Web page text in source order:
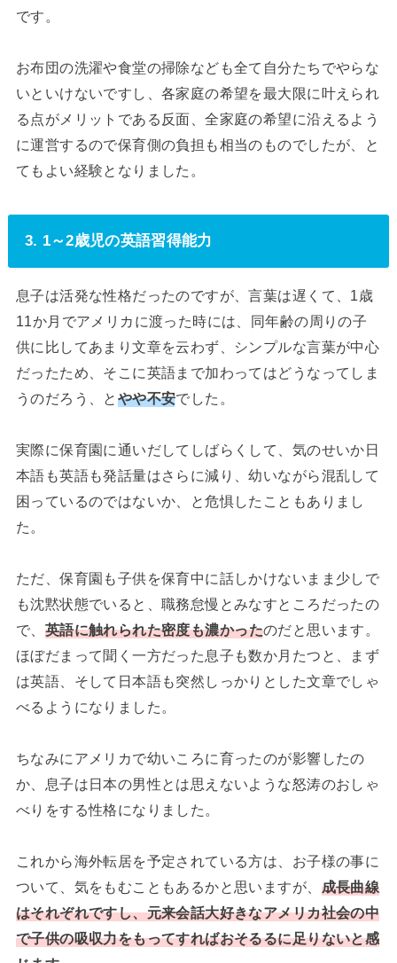
です。
お布団の洗濯や食堂の掃除なども全て自分たちでやらな
いといけないですし、各家庭の希望を最大限に叶えられ
る点がメリットである反面、全家庭の希望に沿えるよう
に運営するので保育側の負担も相当のものでしたが、と
てもよい経験となりました。
3. 1～2歳児の英語習得能力
息子は活発な性格だったのですが、言葉は遅くて、1歳
11か月でアメリカに渡った時には、同年齢の周りの子
供に比してあまり文章を云わず、シンプルな言葉が中心
だったため、そこに英語まで加わってはどうなってしま
うのだろう、と やや不安でした。
実際に保育園に通いだしてしばらくして、気のせいか日
本語も英語も発話量はさらに減り、幼いながら混乱して
困っているのではないか、と危惧したこともありまし
た。
ただ、保育園も子供を保育中に話しかけないまま少しで
も沈黙状態でいると、職務怠慢とみなすところだったの
で、 英語に触れられた密度も濃かったのだと思います。
ほぼだまって聞く一方だった息子も数か月たつと、まず
は英語、そして日本語も突然しっかりとした文章でしゃ
べるようになりました。
ちなみにアメリカで幼いころに育ったのが影響したの
か、息子は日本の男性とは思えないような怒涛のおしゃ
べりをする性格になりました。
これから海外転居を予定されている方は、お子様の事に
ついて、気をもむこともあるかと思いますが、 成長曲線
はそれぞれですし、元来会話大好きなアメリカ社会の中
で子供の吸収力をもってすればおそるるに足りないと感